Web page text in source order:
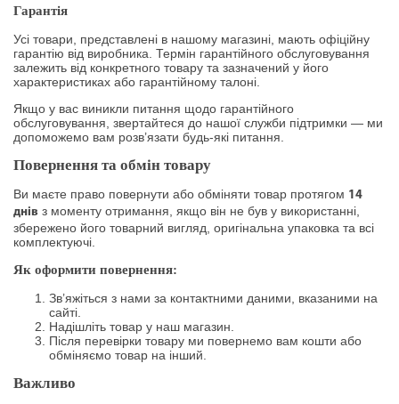
Гарантія
Усі товари, представлені в нашому магазині, мають офіційну
гарантію від виробника. Термін гарантійного обслуговування
залежить від конкретного товару та зазначений у його
характеристиках або гарантійному талоні.
Якщо у вас виникли питання щодо гарантійного
обслуговування, звертайтеся до нашої служби підтримки — ми
допоможемо вам розв’язати будь-які питання.
Повернення та обмін товару
Ви маєте право повернути або обміняти товар протягом 14
днів з моменту отримання, якщо він не був у використанні,
збережено його товарний вигляд, оригінальна упаковка та всі
комплектуючі.
Як оформити повернення:
Зв’яжіться з нами за контактними даними, вказаними на
сайті.
Надішліть товар у наш магазин.
Після перевірки товару ми повернемо вам кошти або
обміняємо товар на інший.
Важливо